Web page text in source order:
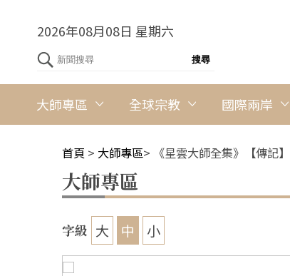
2026年08月08日 星期六
大師專區 全球宗教 國際兩岸
首頁 > 大師專區> 《星雲大師全集》【傳
大師專區
字級 大 中 小